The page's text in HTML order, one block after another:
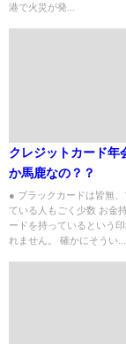
港で火災が発...
クレジットカード年
か馬鹿なの？？
● ブラックカードは皆無
ている人もごく少数 お金
ードを持っているという
れません。 確かにそうい...